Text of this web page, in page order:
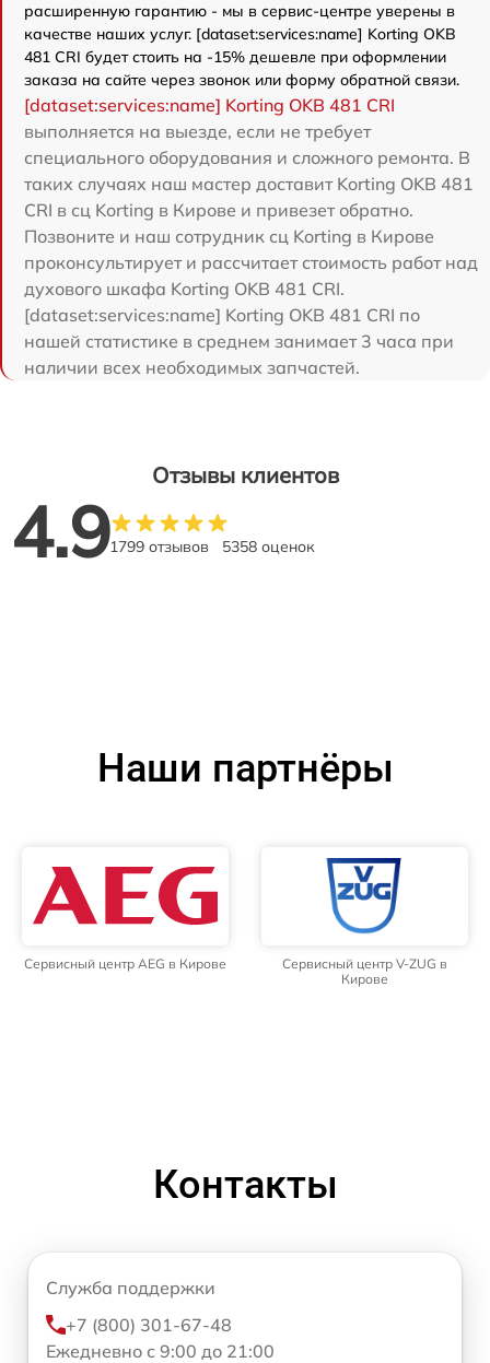
расширенную гарантию - мы в сервис-центре уверены в
качестве наших услуг. [dataset:services:name] Korting OKB
481 CRI будет стоить на -15% дешевле при оформлении
заказа на сайте через звонок или форму обратной связи.
[dataset:services:name] Korting OKB 481 CRI
выполняется на выезде, если не требует
специального оборудования и сложного ремонта. В
таких случаях наш мастер доставит Korting OKB 481
CRI в сц Korting в Кирове и привезет обратно.
Позвоните и наш сотрудник сц Korting в Кирове
проконсультирует и рассчитает стоимость работ над
духового шкафа Korting OKB 481 CRI.
[dataset:services:name] Korting OKB 481 CRI по
нашей статистике в среднем занимает 3 часа при
наличии всех необходимых запчастей.
Отзывы клиентов
4.91799 отзывов 5358 оценок
Наши партнёры
Сервисный центр AEG в Кирове
Сервисный центр V-ZUG в
Кирове
Контакты
Служба поддержки
+7 (800) 301-67-48
Ежедневно с 9:00 до 21:00